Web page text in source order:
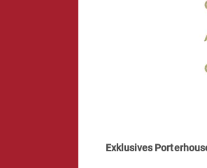
Exklusives